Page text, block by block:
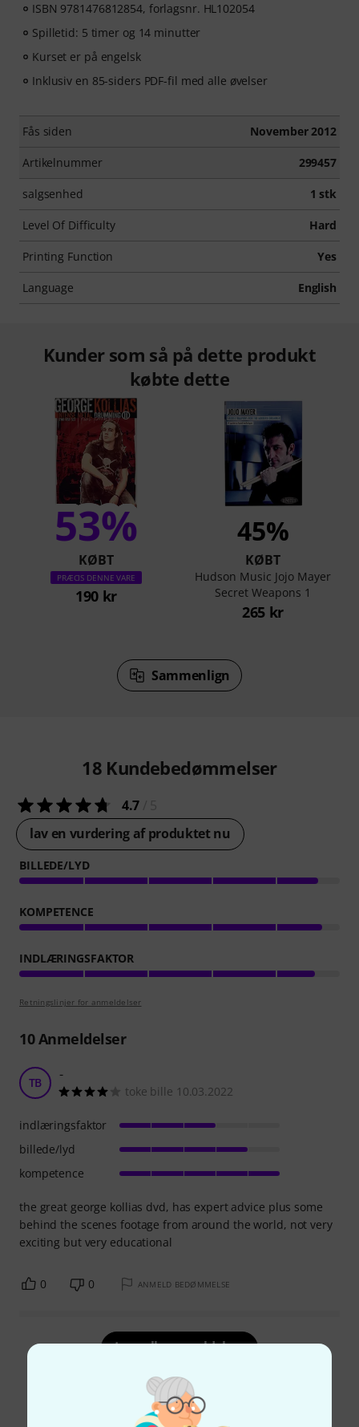
ISBN 9781476812854, forlagsnr. HL102054
Spilletid: 5 timer og 14 minutter
Kurset er på engelsk
Inklusiv en 85-siders PDF-fil med alle øvelser
Fås siden November 2012
Artikelnummer 299457
salgsenhed 1 stk
Level Of Difficulty Hard
Printing Function Yes
Language English
Kunder som så på dette produkt
købte dette
53%
KØBT
PRÆCIS DENNE VARE
190 kr
45%
KØBT
Hudson Music Jojo Mayer
Secret Weapons 1
265 kr
Sammenlign
18 Kundebedømmelser
4.7
lav en vurdering af produktet nu
BILLEDE/LYD
KOMPETENCE
INDLÆRINGSFAKTOR
Retningslinjer for anmeldelser
10Anmeldelser
TB -
toke bille 10.03.2022
the great george kollias dvd, has expert advice plus some
behind the scenes footage from around the world, not very
exciting but very educational
indlæringsfaktor
billede/lyd
kompetence
0 0 ANMELD BEDØMMELSE
Læs alle anmeldelser
Vidste du?